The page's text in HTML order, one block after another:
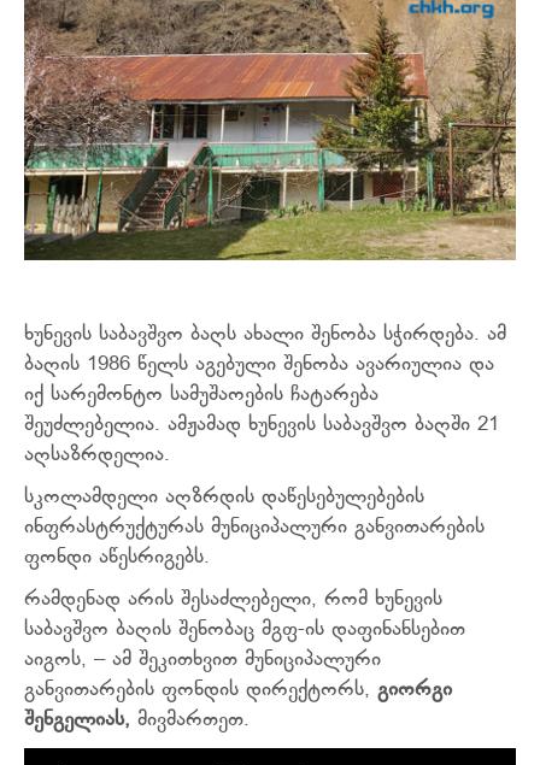
ხუნევის საბავშვო ბაღს ახალი შენობა სჭირდება. ამ
ბაღის 1986 წელს აგებული შენობა ავარიულია და
იქ სარემონტო სამუშაოების ჩატარება
შეუძლებელია. ამჟამად ხუნევის საბავშვო ბაღში 21
აღსაზრდელია.
სკოლამდელი აღზრდის დაწესებულებების
ინფრასტრუქტურას მუნიციპალური განვითარების
ფონდი აწესრიგებს.
რამდენად არის შესაძლებელი, რომ ხუნევის
საბავშვო ბაღის შენობაც მგფ-ის დაფინანსებით
აიგოს, – ამ შეკითხვით მუნიციპალური
განვითარების ფონდის დირექტორს, გიორგი
შენგელიას, მივმართეთ.